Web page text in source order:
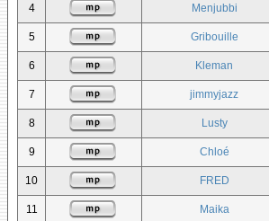
4 Menjubbi
5 Gribouille
6 Kleman
7 jimmyjazz
8 Lusty
9 Chloé
10 FRED
11 Maika